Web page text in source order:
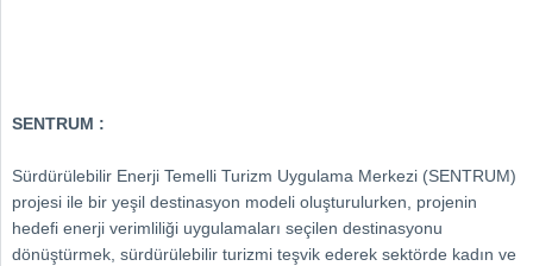
SENTRUM :
Sürdürülebilir Enerji Temelli Turizm Uygulama Merkezi (SENTRUM)
projesi ile bir yeşil destinasyon modeli oluşturulurken, projenin
hedefi enerji verimliliği uygulamaları seçilen destinasyonu
dönüştürmek, sürdürülebilir turizmi teşvik ederek sektörde kadın ve